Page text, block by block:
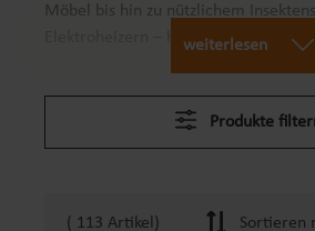
Möbel bis hin zu nützlichem
Elektroheizern – hier bei Lemodo
Ihrem Zuhause mit unseren
Note verleihen können.
weiterlesen
Produkte
( 113 Artikel) Sortieren